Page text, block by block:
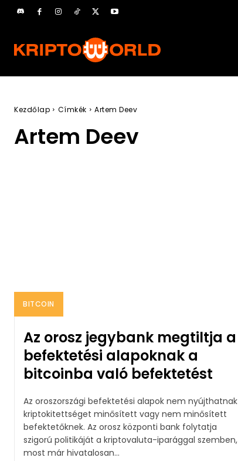
Kezdőlap Címkék Artem Deev
Artem Deev
BITCOIN
Az orosz jegybank megtiltja a
befektetési alapoknak a
bitcoinba való befektetést
Az oroszországi befektetési alapok nem nyújthatnak
kriptokitettséget minősített vagy nem minősített
befektetőknek. Az orosz központi bank folytatja
szigorú politikáját a kriptovaluta-iparággal szemben,
most már hivatalosan...